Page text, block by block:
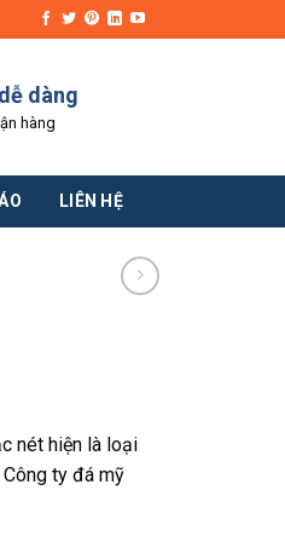
dàng
hàng
LIÊN HỆ
nét hiện là loại
ty đá mỹ